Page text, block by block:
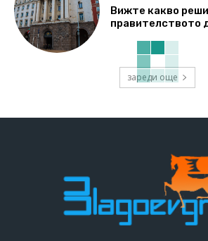
Вижте какво реши
правителството
зареди още